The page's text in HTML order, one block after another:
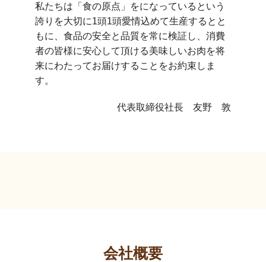
私たちは「食の原点」をになっているという
誇りを大切に1頭1頭愛情込めて生産するとと
もに、食品の安全と品質を常に検証し、消費
者の皆様に安心して頂ける美味しいお肉を将
来にわたってお届けすることをお約束しま
す。
代表取締役社長 友野 敦
会社概要